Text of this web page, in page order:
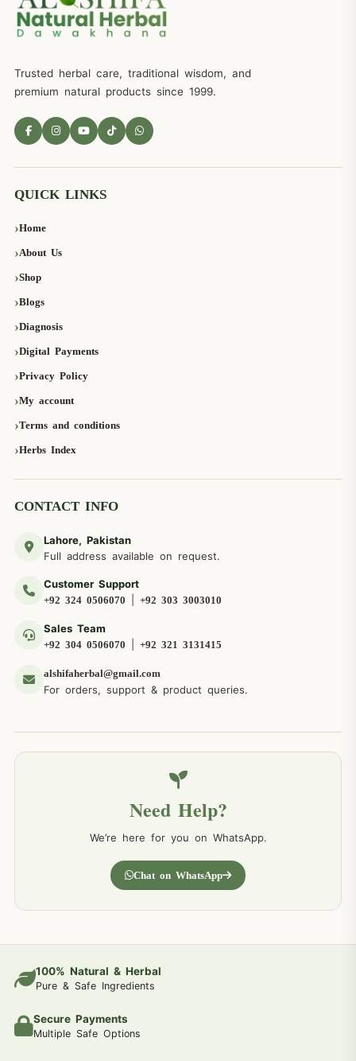
Trusted herbal care, traditional wisdom, and
premium natural products since 1999.
QUICK LINKS
Home
About Us
Shop
Blogs
Diagnosis
Digital Payments
Privacy Policy
My account
Terms and conditions
Herbs Index
CONTACT INFO
Lahore, Pakistan
Full address available on request.
Customer Support
+92 324 0506070 +92 303 3003010
Sales Team
+92 304 0506070 +92 321 3131415
alshifaherbal@gmail.com
For orders, support & product queries.
Need Help?
We’re here for you on WhatsApp.
Chat on WhatsApp
100% Natural & Herbal
Pure & Safe Ingredients
Secure Payments
Multiple Safe Options